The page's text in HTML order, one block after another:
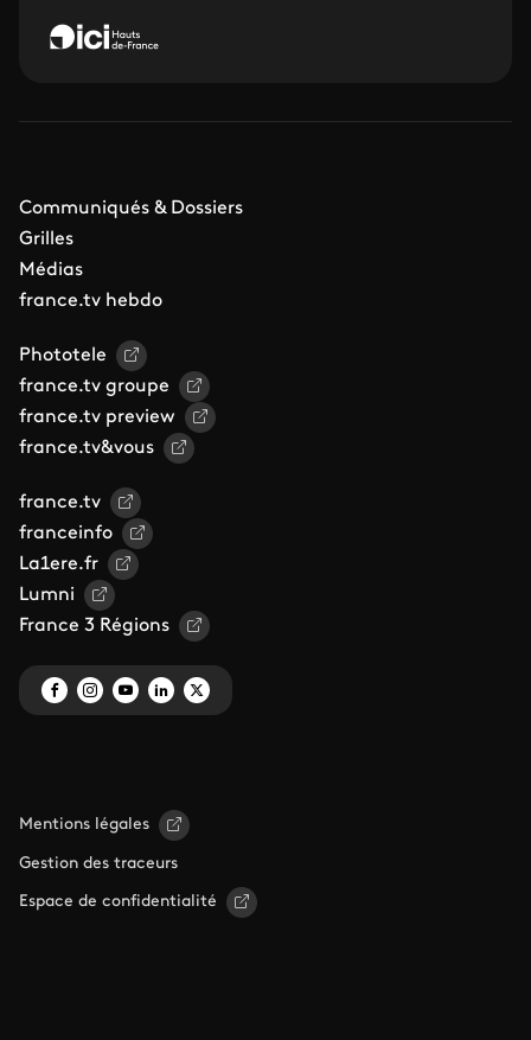
Communiqués & Dossiers
Grilles
Médias
france.tv hebdo
Phototele
france.tv groupe
france.tv preview
france.tv&vous
france.tv
franceinfo
La1ere.fr
Lumni
France 3 Régions
Mentions légales
Gestion des traceurs
Espace de confidentialité